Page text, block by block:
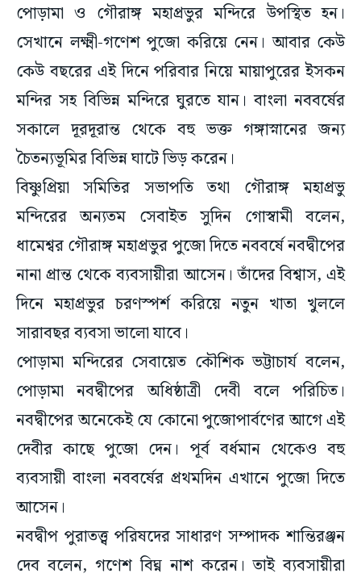
পোড়ামা ও গৌরাঙ্গ মহাপ্রভুর মন্দিরে উপস্থিত হন।
সেখানে লক্ষ্মী-গণেশ পুজো করিয়ে নেন। আবার কেউ
কেউ বছরের এই দিনে পরিবার নিয়ে মায়াপুরের ইসকন
মন্দির সহ বিভিন্ন মন্দিরে ঘুরতে যান। বাংলা নববর্ষের
সকালে দূরদূরান্ত থেকে বহু ভক্ত গঙ্গাস্নানের জন্য
চৈতন্যভূমির বিভিন্ন ঘাটে ভিড় করেন।
বিষ্ণুপ্রিয়া সমিতির সভাপতি তথা গৌরাঙ্গ মহাপ্রভু
মন্দিরের অন্যতম সেবাইত সুদিন গোস্বামী বলেন,
ধামেশ্বর গৌরাঙ্গ মহাপ্রভুর পুজো দিতে নববর্ষে নবদ্বীপের
নানা প্রান্ত থেকে ব্যবসায়ীরা আসেন। তাঁদের বিশ্বাস, এই
দিনে মহাপ্রভুর চরণস্পর্শ করিয়ে নতুন খাতা খুললে
সারাবছর ব্যবসা ভালো যাবে।
পোড়ামা মন্দিরের সেবায়েত কৌশিক ভট্টাচার্য বলেন,
পোড়ামা নবদ্বীপের অধিষ্ঠাত্রী দেবী বলে পরিচিত।
নবদ্বীপের অনেকেই যে কোনো পুজোপার্বণের আগে এই
দেবীর কাছে পুজো দেন। পূর্ব বর্ধমান থেকেও বহু
ব্যবসায়ী বাংলা নববর্ষের প্রথমদিন এখানে পুজো দিতে
আসেন।
নবদ্বীপ পুরাতত্ত্ব পরিষদের সাধারণ সম্পাদক শান্তিরঞ্জন
দেব বলেন, গণেশ বিঘ্ন নাশ করেন। তাই ব্যবসায়ীরা